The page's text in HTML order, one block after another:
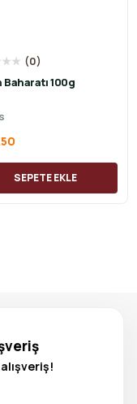
★★ (0)
Baharatı 100g
SEPETE EKLE